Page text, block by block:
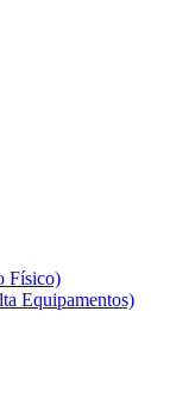
Físico)
Equipamentos)